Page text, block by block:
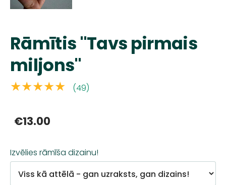
Rāmītis "Tavs pirmais
miljons"
★★★★★ (49)
€13.00
Izvēlies rāmīša dizainu!